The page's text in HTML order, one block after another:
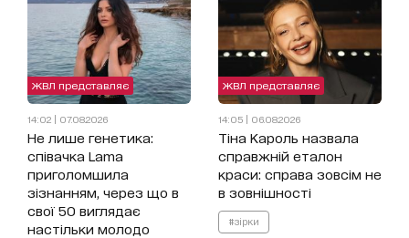
ЖВЛ представляє
14:02 | 07.08.2026
Не лише генетика:
співачка Lama
приголомшила
зізнанням, через що в
свої 50 виглядає
настільки молодо
ЖВЛ представляє
14:05 | 06.08.2026
Тіна Кароль назвала
справжній еталон
краси: справа зовсім не
в зовнішності
#зірки